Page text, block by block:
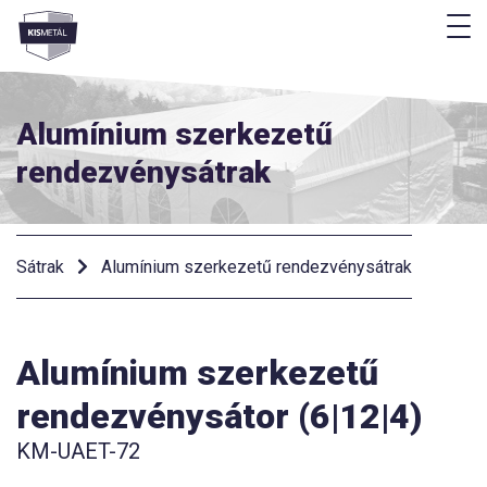
Menü
Alumínium szerkezetű
rendezvénysátrak
Sátrak Alumínium szerkezetű rendezvénysátrak
Alumínium szerkezetű
rendezvénysátor (6|12|4)
KM-UAET-72